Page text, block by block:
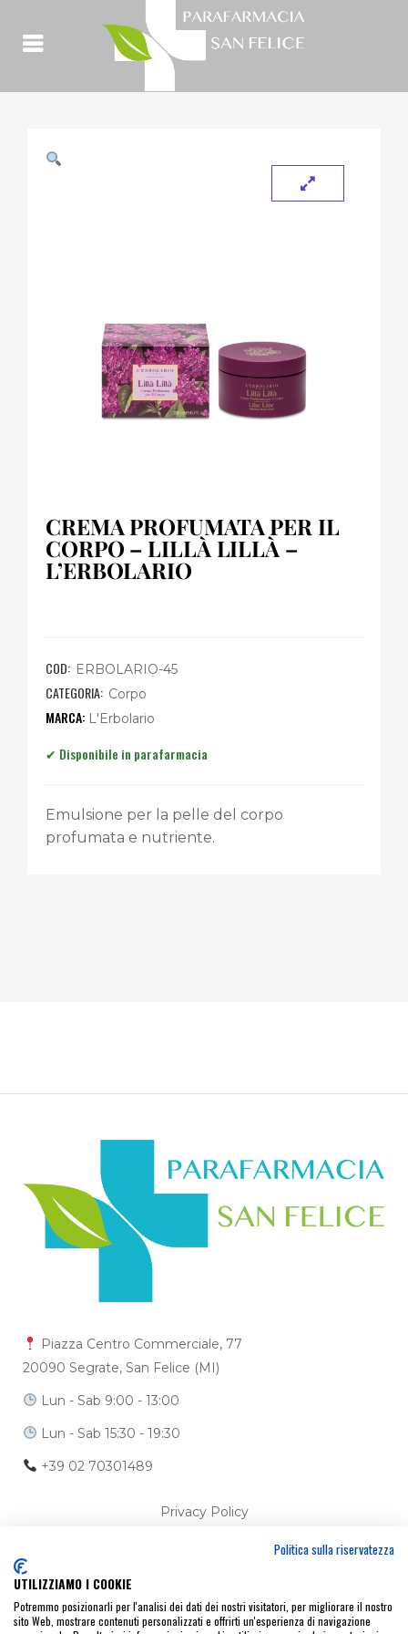
CREMA PROFUMATA PER IL
CORPO – LILLÀ LILLÀ –
L’ERBOLARIO
COD: ERBOLARIO-45
CATEGORIA: Corpo
L'Erbolario
Emulsione per la pelle del corpo
profumata e nutriente.
Piazza Centro Commerciale, 77
20090 Segrate, San Felice (MI)
Lun - Sab 9:00 - 13:00
Lun - Sab 15:30 - 19:30
+39 02 70301489
Privacy Policy
Ci trovi anche su
Politica sulla riservatezza
UTILIZZIAMO I COOKIE
Potremmo posizionarli per l'analisi dei dati dei nostri visitatori, per migliorare il nostro
sito Web, mostrare contenuti personalizzati e offrirti un'esperienza di navigazione